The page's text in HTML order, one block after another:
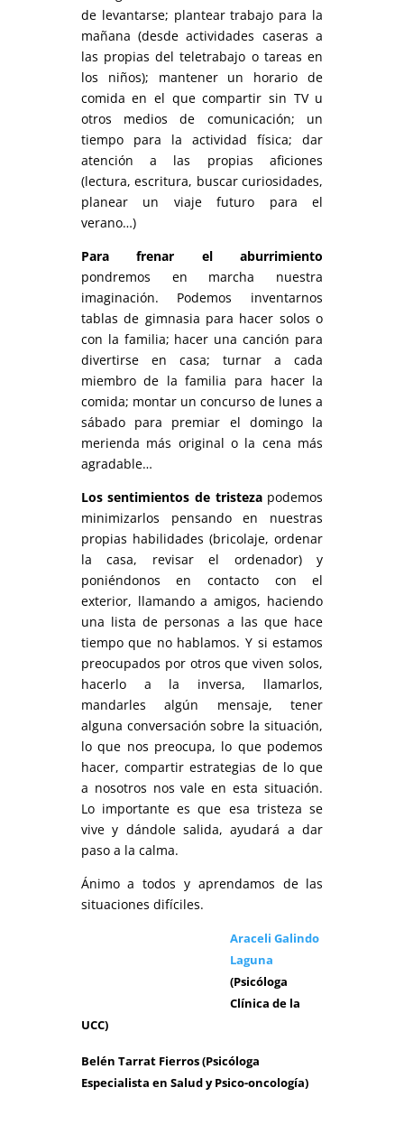
de levantarse; plantear trabajo para la
mañana (desde actividades caseras a
las propias del teletrabajo o tareas en
los niños); mantener un horario de
comida en el que compartir sin TV u
otros medios de comunicación; un
tiempo para la actividad física; dar
atención a las propias aficiones
(lectura, escritura, buscar curiosidades,
planear un viaje futuro para el
verano…)
Para frenar el aburrimiento
pondremos en marcha nuestra
imaginación. Podemos inventarnos
tablas de gimnasia para hacer solos o
con la familia; hacer una canción para
divertirse en casa; turnar a cada
miembro de la familia para hacer la
comida; montar un concurso de lunes a
sábado para premiar el domingo la
merienda más original o la cena más
agradable…
Los sentimientos de tristeza podemos
minimizarlos pensando en nuestras
propias habilidades (bricolaje, ordenar
la casa, revisar el ordenador) y
poniéndonos en contacto con el
exterior, llamando a amigos, haciendo
una lista de personas a las que hace
tiempo que no hablamos. Y si estamos
preocupados por otros que viven solos,
hacerlo a la inversa, llamarlos,
mandarles algún mensaje, tener
alguna conversación sobre la situación,
lo que nos preocupa, lo que podemos
hacer, compartir estrategias de lo que
a nosotros nos vale en esta situación.
Lo importante es que esa tristeza se
vive y dándole salida, ayudará a dar
paso a la calma.
Ánimo a todos y aprendamos de las
situaciones difíciles.
Araceli Galindo
Laguna
(Psicóloga
Clínica de la
UCC)
Belén Tarrat Fierros (Psicóloga
Especialista en Salud y Psico-oncología)